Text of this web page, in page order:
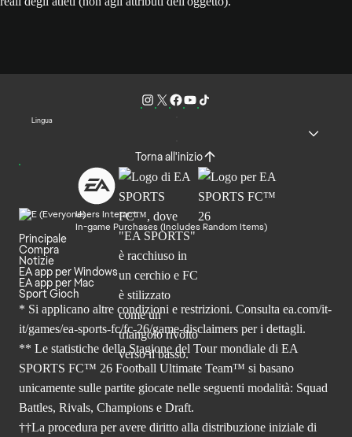
Lingua
Torna all'inizio
Users Interact
In-game Purchases (Includes Random Items)
Principale
Compra
Notizie
EA app per Windows
EA app per Mac
Sport Gioch
* Si applicano altre condizioni e restrizioni. Consulta ea.com/it-
it/games/ea-sports-fc/fc-26/game-disclaimers per i dettagli.
** Le statistiche della Stagione del Tour mondiale di EA
SPORTS FC™ 26 Football Ultimate Team™ si basano
unicamente sulle partite giocate nelle seguenti modalità: Squad
Battles, Rivals, Champions e Draft.
††La procedura per avere diritto alla distribuzione iniziale di